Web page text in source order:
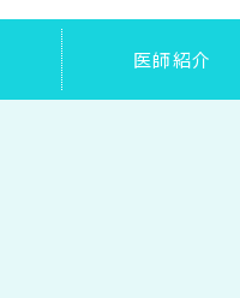
医師紹介